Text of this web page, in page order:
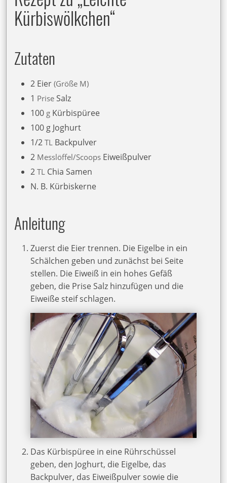
Kürbiswölkchen“
Zutaten
2 Eier Größe M
1 Prise Salz
100 g Kürbispüree
100 g Joghurt
1/2 TL Backpulver
2 Messlöffel/Scoops Eiweißpulver
2 TL Chia Samen
N. B. Kürbiskerne
Anleitung
Zuerst die Eier trennen. Die Eigelbe in ein
Schälchen geben und zunächst bei Seite
stellen. Die Eiweiß in ein hohes Gefäß
geben, die Prise Salz hinzufügen und die
Eiweiße steif schlagen.
Das Kürbispüree in eine Rührschüssel
geben, den Joghurt, die Eigelbe, das
Backpulver, das Eiweißpulver sowie die